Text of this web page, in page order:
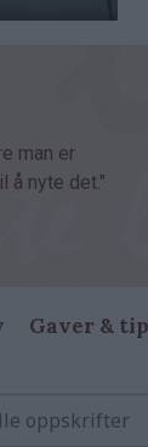
man er
å nyte det."
Gaver &